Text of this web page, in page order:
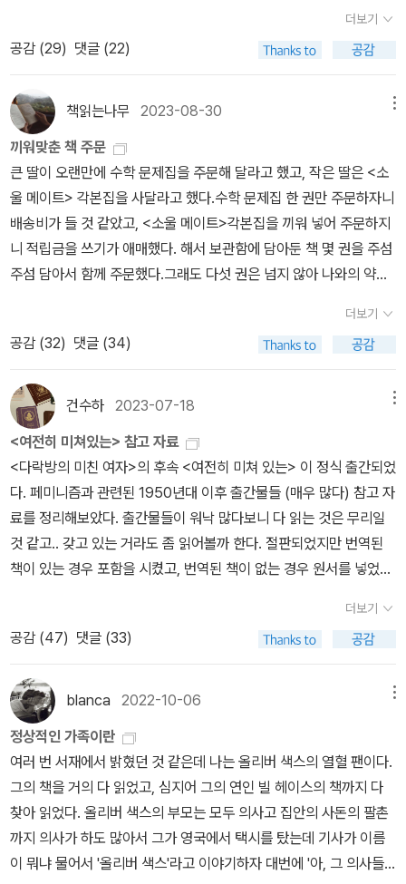
보다는 지난 2년간 들어온 팟캐스트의 효과로 익숙해졌기 때문인듯.
희진샘의 안식년동안 나는 나대로 읽으며 내 생각을 만들어가고 싶
읽고 있다. 인생의 진리가 많이 담겨있는 것 같은데 일본 소설이나 영
화, 애니메이션에 흔한 ‘비유’ 가 너무 많아서 그걸 보다가 지친다. 꼭
비유로 이야기하지 않아도 될 것 같은데… 그렇지 않았다면 더욱 좋았
을 것 같다.2. 작가들의 발견클레어 키건 <맡겨진 소녀> 말하지 않으
며 말하는 방식이 인상적이었어서, <이처럼 사소한 것들>보다 나는
이 책이 더 좋았다. <이처럼 사소한 것들>이 좀더 사회적 맥락에서
감동적이기는 하지만.권여선 한국 소설, 한국 작가에 관심이 적었던
나라.. 책모임으로 새로 알게 되었다. <각각의 계절>을 읽었고 더 읽
족 희비극>, <나, 버지니아 울프> 세 권을 읽었다. <바늘땀>과 <펀
홈>은 비슷한 주제를 다루고 있는데 화자가 어린이인가 성인인가가
다르고 <바늘땀>보다 <펀 홈>이 좀더 대사가 많아 직접적으로 기술
하는 편이다. 그래도 글로 보여주지 못하는 부분을 그림으로 채워준
다는 점에서 이 그래픽 노블들이 다 좋았고, 특히 <나, 버지니아 울프
>에서 친족 성폭력을 나타낸 부분, 거울을 울프가 왜 피하게 되었는
지를 보여주는 부분이 좋았다. 앨리슨 벡델의 책들을 좀더 읽어보고
싶다. 4. 고전(?)세 권이 묶이는 카테고리가 좀 이상한데, 나름 고전
이라고 분류할 수 있을 책들인 것 같아서 그냥 뭉뚱그려 쓴다. <이기
적 유전자> <오만과 편견> 그리고 <자기만의 방>. 최근에 개체변이
가 유전된다는 연구 결과가 나왔으니 <이기적 유전자>는 조금 빨리
읽었으면 좋았겠다 싶은 생각이 들 정도로 내용이 뒤처져 있지만 그
를 잘했다 싶었다. 참고도서로 나쁘지 않다. <오만과 편견>은 다시
읽어도 참 재기발랄하고 재미도 있어서 고전이라고 생각했다. 오스틴
소설 중 <에마>를 올해 다시 읽을 생각인데, 오스틴이 가장 아꼈던
캐릭터와 소설이라고 해서 기대중이다. <자기만의 방>은 읽고 필사
하며 또 천천히 읽었는데 그래도 곱씹어 볼 만한 부분들이 많다, 물론
시대나 작가의 한계라는 것도 있지만. 뒤에 붙어있는 희진샘의 해설
도 좋았다. (그렇지만 희진샘 해설이 붙어있는 책의 번역은 솔직히 별
로다) 5. 특히 기억에 남는 두 권 한 권만 고르면 좋겠지만 두 권을 골
라 봤다. 하나는 류츠신의 삼체 1권과 2권, 둘 중 하나를 고르라면 2
도 두 권을 선물했었고.. 읽고 나니 좋은 선물이 되었을 것 같다. <성
정치학>은 한참 전부터 출퇴근 길에 듣던 것인데, 결국 거의 다 듣는
것으로 끝을 냈다. 2부에 성 혁명의 역사적 배경 (제1물결과 이후 반
동기)가 잘 정리되어 있는데, <백래시>를 읽고 들었더니 이 책이 없
었더라면 <백래시>가 있었을까 싶을 정도로 잘 정리가 되어 있었다.
3부는 대체로 듣기 괴로웠다. D.H. 로렌스, 헨리 밀러, 노먼 메일러의
남성 우월적인 시각이 반영된-을 넘어 노골적으로 폭력적인 - 소설에
대한 내용을 듣자니.. 마지막에 언급되는 장 주네는 남성 작가치고는
시각이 많이 달라 궁금하긴 했지만, 찾아볼 생각은 아직 하지 않았다.
<공포의 권력>은 셀린을 안 읽고 읽기가 힘들었지만, <성 정치학>은
장 주네의 작품을 안 읽고도 넘어갈 수 있었기 때문... 장 주네도 언젠
가 읽어보고 싶다. <아기 팬더 푸바오>는 저번에 교보문고에 갔다가
푸바오 관련 책이 무려 4권이나!!!!!!!!!!! 있길래 푸바오를 얼마 전에야
은오님 생각하며 보려..고 했지만 은오님과 동화해서 생각하기는 힘
들었고 ㅎㅎ 그냥 귀엽다 하며 읽었다. 푸바오가 가기 전에 에버랜드
에 가보고 싶냐고 했더니 '아니' 라고 해서 책은 더 안 빌려오기로... 동
물을 대체로 좋아하지만 집사3은 고양이를 압도적으로 좋아하는 것
같다;;<풍기농서>. 원래 2월 책모임 책인데 너무 두껍다 진도가 안
나간다 해서 <성 정치학> 다 듣고 나서 듣기 시작했다. <삼국지>를
읽었으면 더 재미있을 것 같긴 한데, 삼국지 잘 모르는 나도 재미있게
읽었다. 삼국지를 배경으로 한 스파이 소설이라고 생각하면 될 듯. <
대회 27번 답 못찾고 스트레스 받다가 이틀만에 쭉쭉 읽어서 끝나버
림... <공포의 권력>. 1월의 여성주의같이읽기책. 끝까지 넘겨본 것에
의의를 둔다. 그러고서 몇 권을 샀는가... 암흑기 + <공포의 권력> +
퀴즈대회 27번 + 그리고 어제 싫어하는 인간 땜에 스트레스 받아서
또 지름.사는 건 좋은데, 좀 부지런히 읽자...(1월에 다 읽었어야 했던
<갈대 속의 영원> 도 다 못 읽었고 반절씩 읽어야 했던 함달달 책과
<시스터 아웃사이더>도 반절만큼 못 읽음. 2월 책 <풍기농서>를 끝
냈으니 어떻게 되겠지...)아, 2월에는 이런 책을 읽어야 한다. <경계
에 선 줄리아 크리스테바>는 2월이 되기 전 얼른 마저 읽어보기로.
더보기
공감 (29) 댓글 (22)
책읽는나무 2023-08-30
끼워맞춘 책 주문
큰 딸이 오랜만에 수학 문제집을 주문해 달라고 했고, 작은 딸은 <소
울 메이트> 각본집을 사달라고 했다.수학 문제집 한 권만 주문하자니
배송비가 들 것 같았고, <소울 메이트>각본집을 끼워 넣어 주문하지
니 적립금을 쓰기가 애매했다. 해서 보관함에 담아둔 책 몇 권을 주섬
주섬 담아서 함께 주문했다.그래도 다섯 권은 넘지 않아 나와의 약속
전히 미쳐 있는>책에도 언급되는 필독서라고 하니 책이 삭아 없어지
기 전에 이제서야 샀다.그동안 읽은 평들도 좋아 무척 기대가 되는 책
이다.<핏빛 자오선>코맥 매카시 작가의 타계 소식을 6월이었나? 7
월이었나? 접했던 것 같다. <로드>책을 나왔던 시기에 읽다 지쳐 접
었던 기억이 있어 그닥 관심이 가지지 않았었는데 이웃집 알라디너들
평을 읽어보면 언젠간 읽어봐야 할 작가가 아닐까? 그런 생각을 하게
만들었다. 이 책으로 시작하면 좀 괜찮으려나? 싶어 보관함 상자에서
먼지 털어서 주문한 책이다.<수치>정희진 선생님의 강력한 추천이
있었던 책이다.나는 수치 이 책이 이렇게 두꺼운 책인지 몰랐다네!자
냥 님댁네 냥이 3호가 눈동자 커질만 했겠다.나도 @.@ 이렇게 되었
으니까...<네메시스>필립 로스 작가는 문제의 작가란 생각이 든다.여
혐이 있는 작가인데 글을 너무나 잘 써 몇몇 여성 알라디너님들이 애
정하는 작가란다.음.....나는 꼴랑 두 권밖에 안 읽어봤었는데 좀 싫은
말이지!글을 잘 쓴다는 그 느낌이 어떤 느낌인지는 알 것 같아 다시 찾
아 읽어보기로 했다.얼마 전 다락방 님 서재에서 <네메시스> 책이 굉
장히 극찬받던 걸 기억나 어디 한 번!!! 그러면서 주문을 했다.<소울
메이트> 각본집이태원 클라스 드라마에서 인상적였던 김다미 배우와
전소니 배우, 변우석 배우가 출연한 영화 <소울 메이트>의 각본집이
나왔다. 막내 딸이 이 영화를 보고 와선 넘 좋았었던지 한참 푹 빠져
있었다. 이 영화에 대해서 누군가와 이야기를 나누고 싶어하였지만
자기 주변에 아무도 이 영화를 본 사람이 없었다. 얼마나 좋았으면 유
더보기
공감 (32) 댓글 (34)
건수하 2023-07-18
<여전히 미쳐있는> 참고 자료
<다락방의 미친 여자>의 후속 <여전히 미쳐 있는> 이 정식 출간되었
다. 페미니즘과 관련된 1950년대 이후 출간물들 (매우 많다) 참고 자
료를 정리해보았다. 출간물들이 워낙 많다보니 다 읽는 것은 무리일
것 같고.. 갖고 있는 거라도 좀 읽어볼까 한다. 절판되었지만 번역된
책이 있는 경우 포함을 시켰고, 번역된 책이 없는 경우 원서를 넣었
되어 있지만 내가 기억하고 싶어서 넣은 것도 있다.대충 훑으면서 봤
기 때문에 빠진 것도 있을지 모른다. 중요한데 빠져있는 게 있으면 제
보해 주세요. 업데이트 하겠습니다. 그리고 맘껏 땡스투 하셔도 됩니
다. 으하하하하하. 프롤로그 마거릿 애트우드 <시녀 이야기> 1장 20
세기 중반의 성별 분화 2장 인종, 반항, 반발로레인 한스베리 <태양
속의 건포도>시몬 드 보부아르 <제2의 성>오드리 로드 <자미>베티
프리단 <여성성의 신화> 3장 분노에 찬 세 목소리실비아 플라스 <에
어리얼>에이드리언 리치 <문턱 너머 저편> - <세상 바꾸기> <며느
리의 스냅 사진들> 4장 성 혁명과 베트남전쟁글로리아 스타이넘 <
남자가 월경을 한다면> 수전 손택 <해석에 반대한다>수전 손택 <급
진적 의지의 스타일> - <미국에서 일어나고 있는 일> <하노이 여행
더보기
공감 (47) 댓글 (33)
blanca 2022-10-06
정상적인 가족이란
여러 번 서재에서 밝혔던 것 같은데 나는 올리버 색스의 열혈 팬이다.
그의 책을 거의 다 읽었고, 심지어 그의 연인 빌 헤이스의 책까지 다
찾아 읽었다. 올리버 색스의 부모는 모두 의사고 집안의 사돈의 팔촌
까지 의사가 하도 많아서 그가 영국에서 택시를 탔는데 기사가 이름
이 뭐냐 물어서 '올리버 색스'라고 이야기하자 대번에 '아, 그 의사들